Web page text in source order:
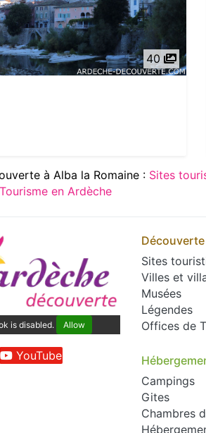
40
à Alba la Romaine : Sites
en Ardèche
is disabled. Allow
YouTube
Découverte
Sites
Villes et
Musées
Légendes
Offices de
Campings
Gites
Chambres